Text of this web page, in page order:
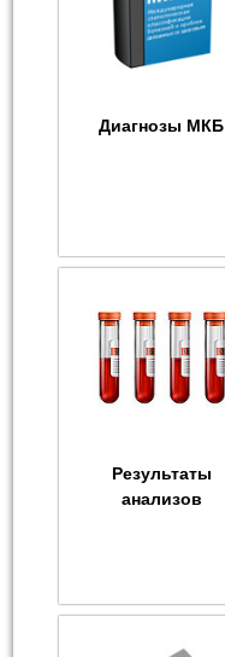
Диагнозы МКБ
Результаты
анализов